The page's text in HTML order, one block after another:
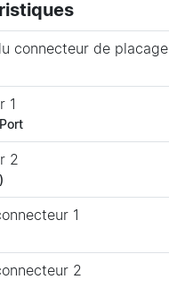
connecteur de placage
1
2
1
2